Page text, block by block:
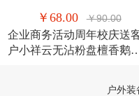
￥68.00 ￥90.00
企业商务活动周年校庆送
户小祥云无沾粉盘檀香鹅
户外装